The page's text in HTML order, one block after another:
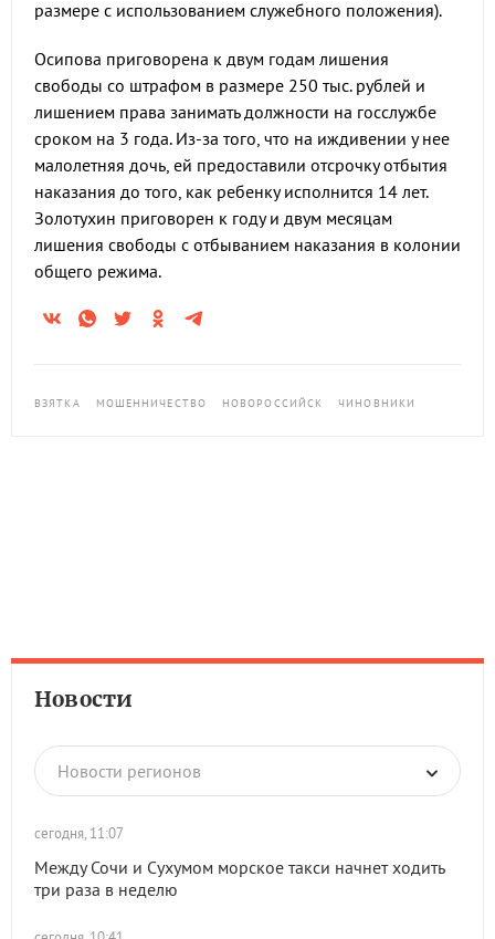
размере с использованием служебного положения).
Осипова приговорена к двум годам лишения
свободы со штрафом в размере 250 тыс. рублей и
лишением права занимать должности на госслужбе
сроком на 3 года. Из-за того, что на иждивении у нее
малолетняя дочь, ей предоставили отсрочку отбытия
наказания до того, как ребенку исполнится 14 лет.
Золотухин приговорен к году и двум месяцам
лишения свободы с отбыванием наказания в колонии
общего режима.
ВЗЯТКА МОШЕННИЧЕСТВО НОВОРОССИЙСК ЧИНОВНИКИ
Новости
Новости регионов
сегодня, 11:07
Между Сочи и Сухумом морское такси начнет ходить
три раза в неделю